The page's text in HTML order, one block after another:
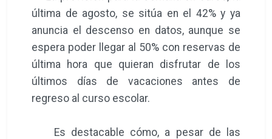
última de agosto, se sitúa en el 42% y ya
anuncia el descenso en datos, aunque se
espera poder llegar al 50% con reservas de
última hora que quieran disfrutar de los
últimos días de vacaciones antes de
regreso al curso escolar.
Es destacable cómo, a pesar de las